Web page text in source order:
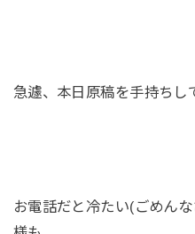
急遽、本日原稿を手持ちし
お電話だと冷たい(ごめん